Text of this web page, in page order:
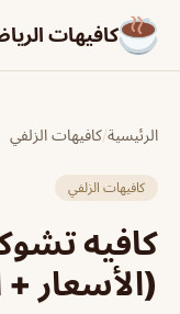
كافيهات
الرئيسية/كافيهات الزلفي
كافيهات الزلفي
كافيه
(الأسعار +